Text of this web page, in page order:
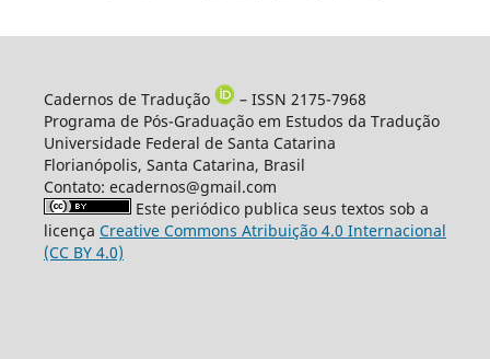
Cadernos de Tradução
– ISSN 2175-7968
Programa de Pós-Graduação em Estudos da Tradução
Universidade Federal de Santa Catarina
Florianópolis, Santa Catarina, Brasil
Contato: ecadernos@gmail.com
Este periódico publica seus textos sob a
licença Creative Commons Atribuição 4.0 Internacional
(CC BY 4.0)